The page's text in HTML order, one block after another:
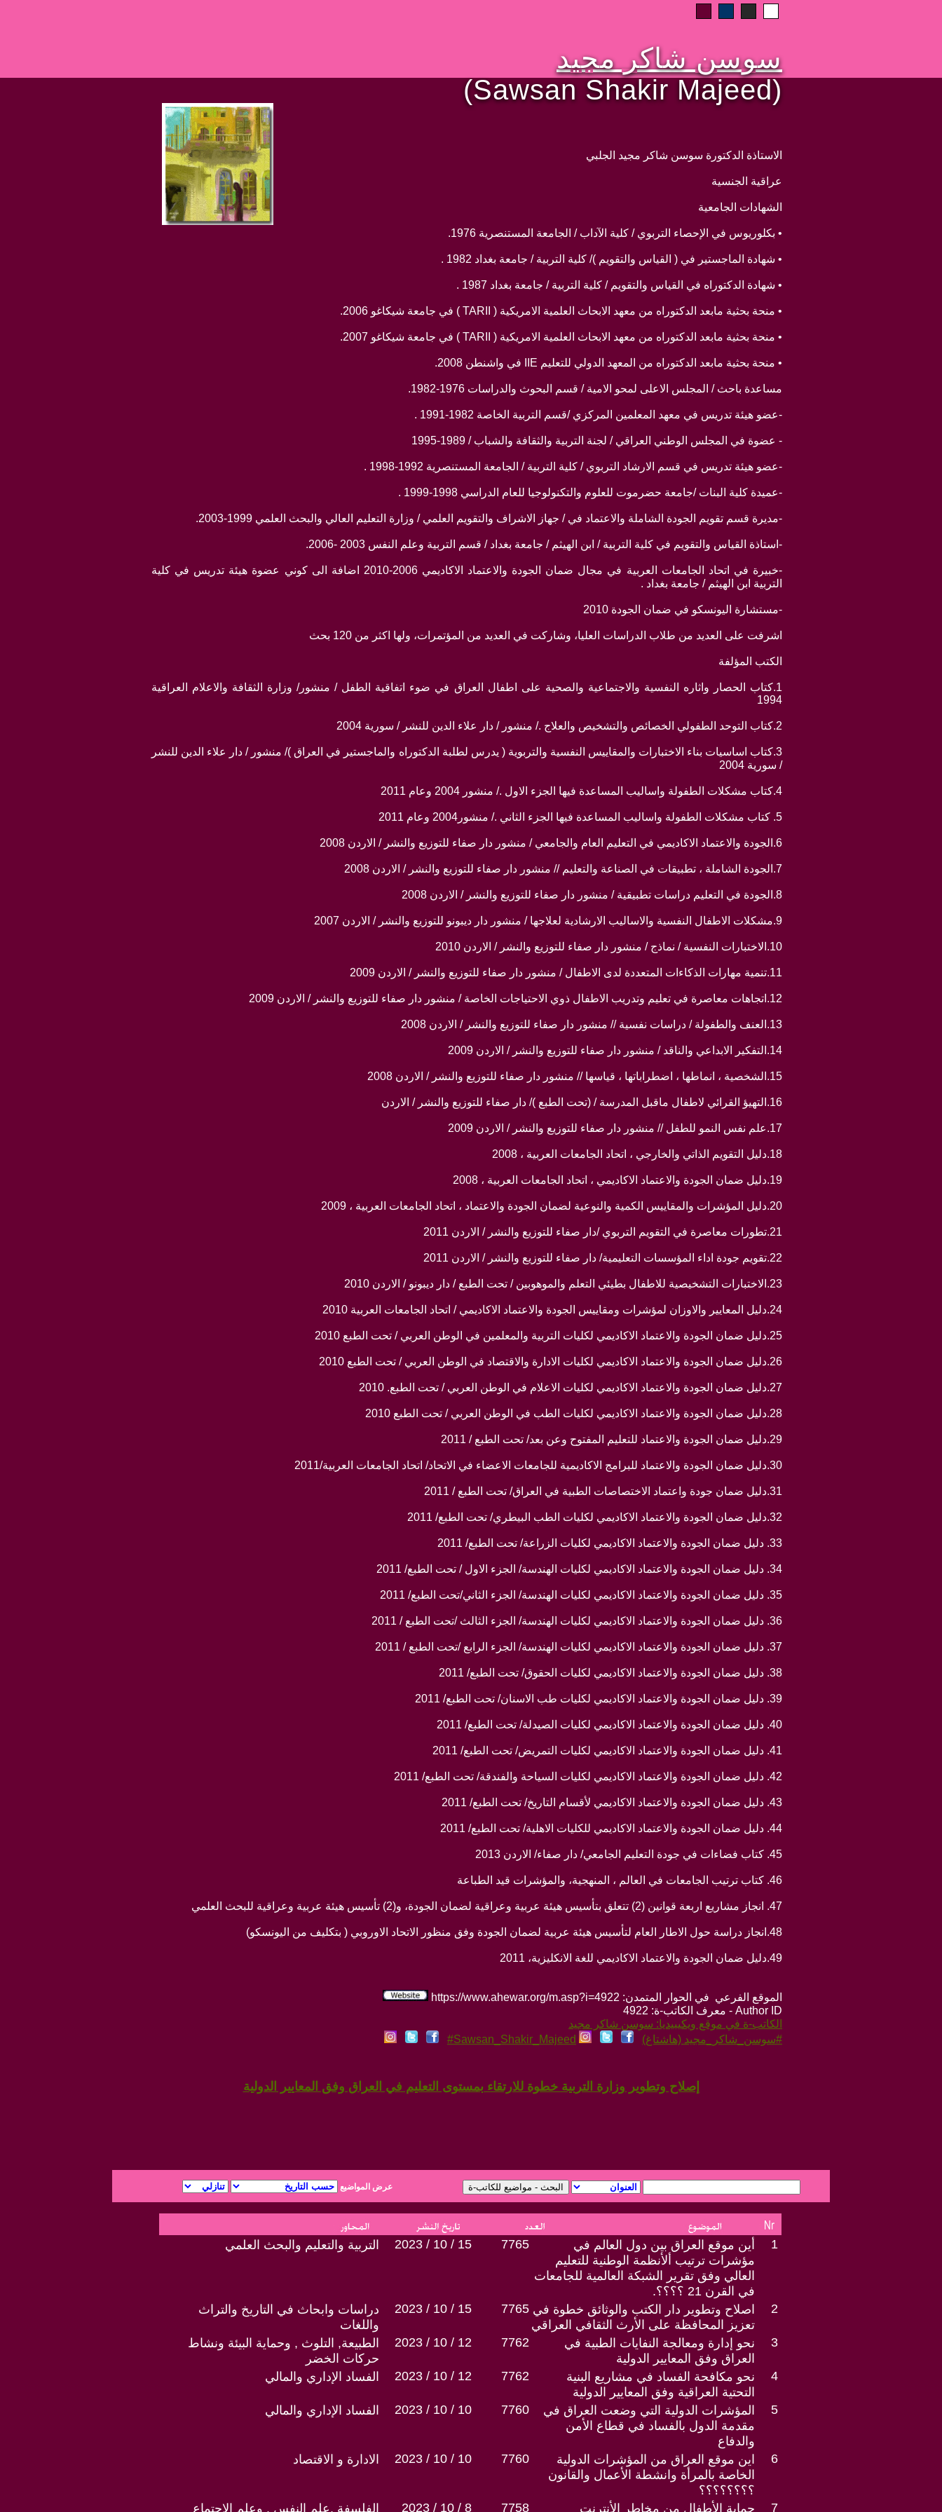
سوسن شاكر مجيد
(Sawsan Shakir Majeed)
الاستاذة الدكتورة سوسن شاكر مجيد الجلبي
عراقية الجنسية
الشهادات الجامعية
• بكلوريوس في الإحصاء التربوي / كلية الآداب / الجامعة المستنصرية 1976.
• شهادة الماجستير في ( القياس والتقويم )/ كلية التربية / جامعة بغداد 1982 .
• شهادة الدكتوراه في القياس والتقويم / كلية التربية / جامعة بغداد 1987 .
• منحة بحثية مابعد الدكتوراه من معهد الابحاث العلمية الامريكية ( TARII ) في جامعة شيكاغو 2006.
• منحة بحثية مابعد الدكتوراه من معهد الابحاث العلمية الامريكية ( TARII ) في جامعة شيكاغو 2007.
• منحة بحثية مابعد الدكتوراه من المعهد الدولي للتعليم IIE في واشنطن 2008.
مساعدة باحث / المجلس الاعلى لمحو الامية / قسم البحوث والدراسات 1976-1982.
-عضو هيئة تدريس في معهد المعلمين المركزي /قسم التربية الخاصة 1982-1991 .
- عضوة في المجلس الوطني العراقي / لجنة التربية والثقافة والشباب / 1989-1995
-عضو هيئة تدريس في قسم الارشاد التربوي / كلية التربية / الجامعة المستنصرية 1992-1998 .
-عميدة كلية البنات /جامعة حضرموت للعلوم والتكنولوجيا للعام الدراسي 1998-1999 .
-مديرة قسم تقويم الجودة الشاملة والاعتماد في / جهاز الاشراف والتقويم العلمي / وزارة التعليم العالي والبحث العلمي 1999-2003.
-استاذة القياس والتقويم في كلية التربية / ابن الهيثم / جامعة بغداد / قسم التربية وعلم النفس 2003 -2006.
-خبيرة في اتحاد الجامعات العربية في مجال ضمان الجودة والاعتماد الاكاديمي 2006-2010 اضافة الى كوني عضوة هيئة تدريس في كلية
التربية ابن الهيثم / جامعة بغداد .
-مستشارة اليونسكو في ضمان الجودة 2010
اشرفت على العديد من طلاب الدراسات العليا، وشاركت في العديد من المؤتمرات، ولها اكثر من 120 بحث
الكتب المؤلفة
1.كتاب الحصار واثاره النفسية والاجتماعية والصحية على اطفال العراق في ضوء اتفاقية الطفل / منشور/ وزارة الثقافة والاعلام العراقية
1994
2.كتاب التوحد الطفولي الخصائص والتشخيص والعلاج ./ منشور / دار علاء الدين للنشر / سورية 2004
3.كتاب اساسيات بناء الاختبارات والمقاييس النفسية والتربوية ( يدرس لطلبة الدكتوراه والماجستير في العراق )/ منشور / دار علاء الدين للنشر
/ سورية 2004
4.كتاب مشكلات الطفولة واساليب المساعدة فيها الجزء الاول ./ منشور 2004 وعام 2011
5. كتاب مشكلات الطفولة واساليب المساعدة فيها الجزء الثاني ./ منشور2004 وعام 2011
6.الجودة والاعتماد الاكاديمي في التعليم العام والجامعي / منشور دار صفاء للتوزيع والنشر / الاردن 2008
7.الجودة الشاملة ، تطبيقات في الصناعة والتعليم // منشور دار صفاء للتوزيع والنشر / الاردن 2008
8.الجودة في التعليم دراسات تطبيقية / منشور دار صفاء للتوزيع والنشر / الاردن 2008
9.مشكلات الاطفال النفسية والاساليب الارشادية لعلاجها / منشور دار ديبونو للتوزيع والنشر / الاردن 2007
10.الاختبارات النفسية / نماذج / منشور دار صفاء للتوزيع والنشر / الاردن 2010
11.تنمية مهارات الذكاءات المتعددة لدى الاطفال / منشور دار صفاء للتوزيع والنشر / الاردن 2009
12.اتجاهات معاصرة في تعليم وتدريب الاطفال ذوي الاحتياجات الخاصة / منشور دار صفاء للتوزيع والنشر / الاردن 2009
13.العنف والطفولة / دراسات نفسية // منشور دار صفاء للتوزيع والنشر / الاردن 2008
14.التفكير الابداعي والناقد / منشور دار صفاء للتوزيع والنشر / الاردن 2009
15.الشخصية ، انماطها ، اضطراباتها ، قياسها // منشور دار صفاء للتوزيع والنشر / الاردن 2008
16.التهيؤ القرائي لاطفال ماقبل المدرسة / (تحت الطبع )/ دار صفاء للتوزيع والنشر / الاردن
17.علم نفس النمو للطفل // منشور دار صفاء للتوزيع والنشر / الاردن 2009
18.دليل التقويم الذاتي والخارجي ، اتحاد الجامعات العربية ، 2008
19.دليل ضمان الجودة والاعتماد الاكاديمي ، اتحاد الجامعات العربية ، 2008
20.دليل المؤشرات والمقاييس الكمية والنوعية لضمان الجودة والاعتماد ، اتحاد الجامعات العربية ، 2009
21.تطورات معاصرة في التقويم التربوي /دار صفاء للتوزيع والنشر / الاردن 2011
22.تقويم جودة اداء المؤسسات التعليمية/ دار صفاء للتوزيع والنشر / الاردن 2011
23.الاختبارات التشخيصية للاطفال بطيئي التعلم والموهوبين / تحت الطبع / دار ديبونو / الاردن 2010
24.دليل المعايير والاوزان لمؤشرات ومقاييس الجودة والاعتماد الاكاديمي / اتحاد الجامعات العربية 2010
25.دليل ضمان الجودة والاعتماد الاكاديمي لكليات التربية والمعلمين في الوطن العربي / تحت الطبع 2010
26.دليل ضمان الجودة والاعتماد الاكاديمي لكليات الادارة والاقتصاد في الوطن العربي / تحت الطبع 2010
27.دليل ضمان الجودة والاعتماد الاكاديمي لكليات الاعلام في الوطن العربي / تحت الطبع. 2010
28.دليل ضمان الجودة والاعتماد الاكاديمي لكليات الطب في الوطن العربي / تحت الطبع 2010
29.دليل ضمان الجودة والاعتماد للتعليم المفتوح وعن بعد/ تحت الطبع / 2011
30.دليل ضمان الجودة والاعتماد للبرامج الاكاديمية للجامعات الاعضاء في الاتحاد/ اتحاد الجامعات العربية/2011
31.دليل ضمان جودة واعتماد الاختصاصات الطبية في العراق/ تحت الطبع / 2011
32.دليل ضمان الجودة والاعتماد الاكاديمي لكليات الطب البيطري/ تحت الطبع/ 2011
33. دليل ضمان الجودة والاعتماد الاكاديمي لكليات الزراعة/ تحت الطبع/ 2011
34. دليل ضمان الجودة والاعتماد الاكاديمي لكليات الهندسة/ الجزء الاول / تحت الطبع/ 2011
35. دليل ضمان الجودة والاعتماد الاكاديمي لكليات الهندسة/ الجزء الثاني/تحت الطبع/ 2011
36. دليل ضمان الجودة والاعتماد الاكاديمي لكليات الهندسة/ الجزء الثالث /تحت الطبع / 2011
37. دليل ضمان الجودة والاعتماد الاكاديمي لكليات الهندسة/ الجزء الرابع /تحت الطبع / 2011
38. دليل ضمان الجودة والاعتماد الاكاديمي لكليات الحقوق/ تحت الطبع/ 2011
39. دليل ضمان الجودة والاعتماد الاكاديمي لكليات طب الاسنان/ تحت الطبع/ 2011
40. دليل ضمان الجودة والاعتماد الاكاديمي لكليات الصيدلة/ تحت الطبع/ 2011
41. دليل ضمان الجودة والاعتماد الاكاديمي لكليات التمريض/ تحت الطبع/ 2011
42. دليل ضمان الجودة والاعتماد الاكاديمي لكليات السياحة والفندقة/ تحت الطبع/ 2011
43. دليل ضمان الجودة والاعتماد الاكاديمي لأقسام التاريخ/ تحت الطبع/ 2011
44. دليل ضمان الجودة والاعتماد الاكاديمي للكليات الاهلية/ تحت الطبع/ 2011
45. كتاب فضاءات في جودة التعليم الجامعي/ دار صفاء/ الاردن 2013
46. كتاب ترتيب الجامعات في العالم ، المنهجية، والمؤشرات قيد الطباعة
47. انجاز مشاريع اربعة قوانين (2) تتعلق بتأسيس هيئة عربية وعراقية لضمان الجودة، و(2) تأسيس هيئة عربية وعراقية للبحث العلمي
48.انجاز دراسة حول الاطار العام لتأسيس هيئة عربية لضمان الجودة وفق منظور الاتحاد الاوروبي ( بتكليف من اليونسكو)
49.دليل ضمان الجودة والاعتماد الاكاديمي للغة الانكليزية، 2011
الموقع الفرعي في الحوار المتمدن: https://www.ahewar.org/m.asp?i=4922
Author ID - معرف الكاتب-ة: 4922
الكاتب-ة في موقع ويكيبيديا: سوسن شاكر مجيد
#سوسن_شاكر_مجيد (هاشتاغ)
Sawsan_Shakir_Majeed#
إصلاح وتطوير وزارة التربية خطوة للارتقاء بمستوى التعليم في العراق وفق المعايير الدولية
عرض المواضيع
التربية والتعليم والبحث العلمي 2023 / 10 / 15 7765
أين موقع العراق بين دول العالم في
مؤشرات ترتيب ألأنظمة الوطنية للتعليم
العالي وفق تقرير الشبكة العالمية للجامعات
في القرن 21 ؟؟؟؟.
1
دراسات وابحاث في التاريخ والتراث
واللغات
2023 / 10 / 15 7765 اصلاح وتطوير دار الكتب والوثائق خطوة في
تعزيز المحافظة على الأرث الثقافي العراقي
2
الطبيعة, التلوث , وحماية البيئة ونشاط
حركات الخضر
2023 / 10 / 12 7762
نحو إدارة ومعالجة النفايات الطبية في
العراق وفق المعايير الدولية
3
الفساد الإداري والمالي 2023 / 10 / 12 7762
نحو مكافحة الفساد في مشاريع البنية
التحتية العراقية وفق المعايير الدولية
4
الفساد الإداري والمالي 2023 / 10 / 10 7760
المؤشرات الدولية التي وضعت العراق في
مقدمة الدول بالفساد في قطاع الأمن
والدفاع
5
الادارة و الاقتصاد 2023 / 10 / 10 7760
اين موقع العراق من المؤشرات الدولية
الخاصة بالمرأة وانشطة الأعمال والقانون
؟؟؟؟؟؟؟؟
6
الفلسفة ,علم النفس , وعلم الاجتماع 2023 / 10 / 8 7758 حماية الأطفال من مخاطر الأنترنت 7